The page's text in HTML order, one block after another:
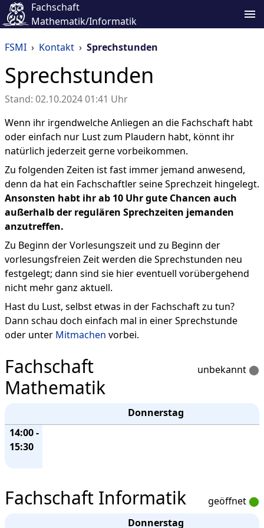
Fachschaft
Mathematik/Informatik
FSMI › Kontakt › Sprechstunden
Sprechstunden
Stand: 02.10.2024 01:41 Uhr
Wenn ihr irgendwelche Anliegen an die Fachschaft habt
oder einfach nur Lust zum Plaudern habt, könnt ihr
natürlich jederzeit gerne vorbeikommen.
Zu folgenden Zeiten ist fast immer jemand anwesend,
denn da hat ein Fachschaftler seine Sprechzeit hingelegt.
Ansonsten habt ihr ab 10 Uhr gute Chancen auch
außerhalb der regulären Sprechzeiten jemanden
anzutreffen.
Zu Beginn der Vorlesungszeit und zu Beginn der
vorlesungsfreien Zeit werden die Sprechstunden neu
festgelegt; dann sind sie hier eventuell vorübergehend
nicht mehr ganz aktuell.
Hast du Lust, selbst etwas in der Fachschaft zu tun?
Dann schau doch einfach mal in einer Sprechstunde
oder unter Mitmachen vorbei.
Fachschaft
Mathematik
unbekannt ⬤
Donnerstag
14:00 -
15:30
Fachschaft Informatik geöffnet ⬤
Donnerstag